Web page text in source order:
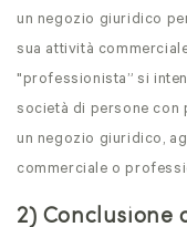
un negozio giuridico
sua attività
"professionista” si
società di persone con
un negozio giuridico,
commerciale o
2) Conclusione